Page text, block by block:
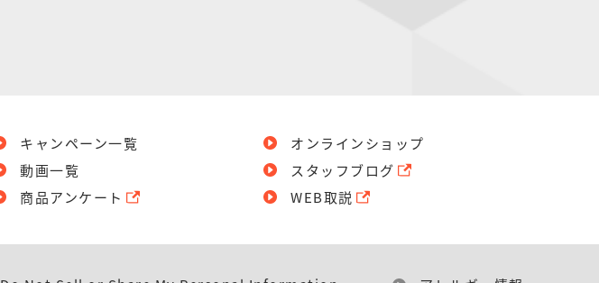
キャンペーン一覧
動画一覧
商品アンケート
オンラインショップ
スタッフブログ
WEB取説